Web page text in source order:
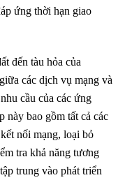
ứng thời hạn giao
đến tàu hỏa của
các dịch vụ mạng và
cầu của các ứng
này bao gồm tất cả các
nối mạng, loại bỏ
tra khả năng tương
trung vào phát triển